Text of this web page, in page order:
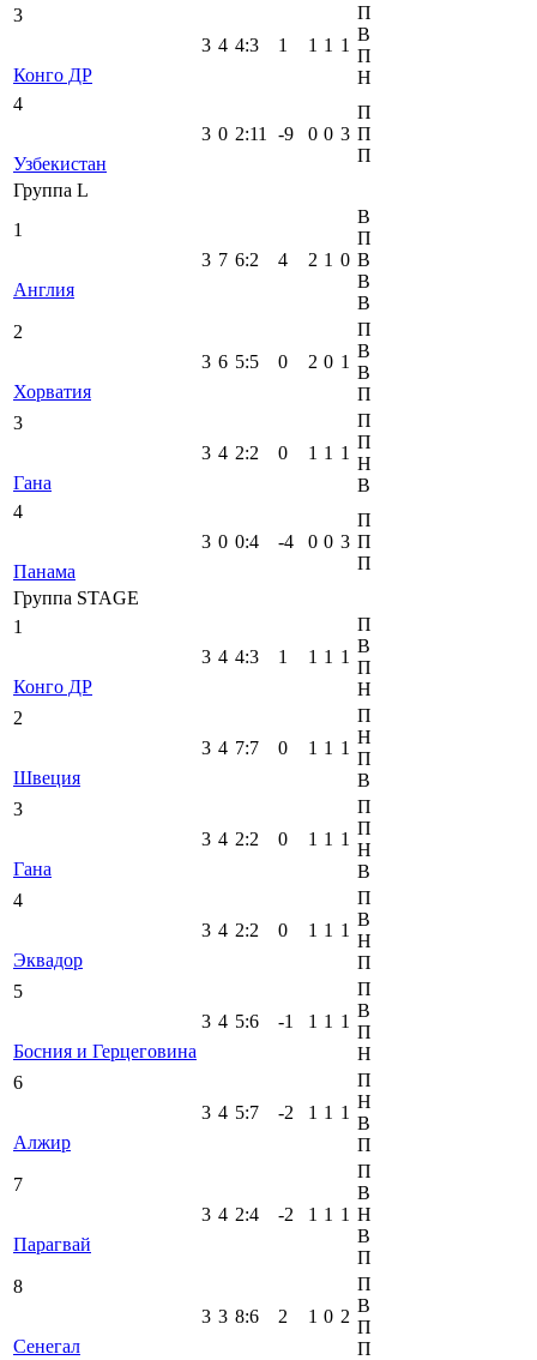
3
Конго ДР
3 4 4:3 1 1 1 1
П
В
П
Н
4
Узбекистан
3 0 2:11 -9 0 0 3
П
П
П
Группа L
1
Англия
3 7 6:2 4 2 1 0
В
П
В
В
В
2
Хорватия
3 6 5:5 0 2 0 1
П
В
В
П
3
Гана
3 4 2:2 0 1 1 1
П
П
Н
В
4
Панама
3 0 0:4 -4 0 0 3
П
П
П
Группа STAGE
1
Конго ДР
3 4 4:3 1 1 1 1
П
В
П
Н
2
Швеция
3 4 7:7 0 1 1 1
П
Н
П
В
3
Гана
3 4 2:2 0 1 1 1
П
П
Н
В
4
Эквадор
3 4 2:2 0 1 1 1
П
В
Н
П
5
Босния и Герцеговина
3 4 5:6 -1 1 1 1
П
В
П
Н
6
Алжир
3 4 5:7 -2 1 1 1
П
Н
В
П
7
Парагвай
3 4 2:4 -2 1 1 1
П
В
Н
В
П
8
Сенегал
3 3 8:6 2 1 0 2
П
В
П
П